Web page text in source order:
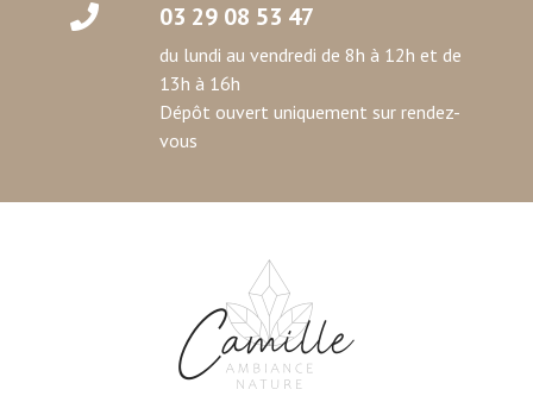
03 29 08 53 47
du lundi au vendredi de 8h à 12h et de
13h à 16h
Dépôt ouvert uniquement sur rendez-
vous